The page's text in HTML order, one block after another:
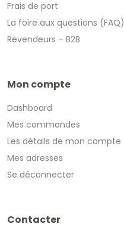
Frais de port
La foire aux questions (FAQ)
Revendeurs – B2B
Mon compte
Dashboard
Mes commandes
Les détails de mon compte
Mes adresses
Se déconnecter
Contacter